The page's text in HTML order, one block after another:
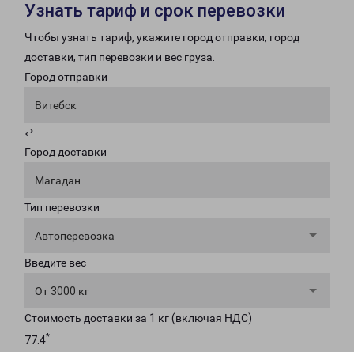
Узнать тариф и срок перевозки
Чтобы узнать тариф, укажите город отправки, город
доставки, тип перевозки и вес груза.
Город отправки
Витебск
⇄
Город доставки
Магадан
Тип перевозки
Автоперевозка
Введите вес
От 3000 кг
Стоимость доставки за 1 кг (включая НДС)
77.4*